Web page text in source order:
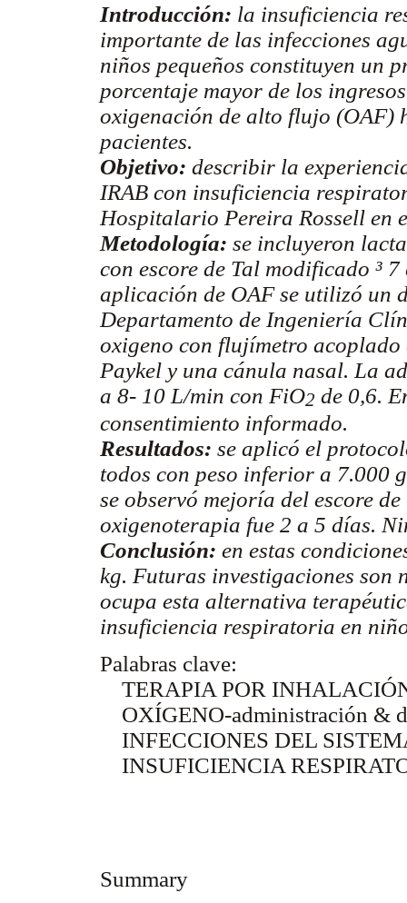
Introducción: la insuficiencia
importante de las infecciones
niños pequeños constituyen un
porcentaje mayor de los
oxigenación de alto flujo (OAF)
pacientes.
Objetivo: describir la
IRAB con insuficiencia
Hospitalario Pereira Rossell en
Metodología: se incluyeron
con escore de Tal modificado ³
aplicación de OAF se utilizó un
Departamento de Ingeniería
oxigeno con flujímetro
Paykel y una cánula nasal. La
a 8- 10 L/min con FiO2 de 0,6.
consentimiento informado.
Resultados: se aplicó el
todos con peso inferior a 7.000
se observó mejoría del escore
oxigenoterapia fue 2 a 5 días.
Conclusión: en estas
kg. Futuras investigaciones
ocupa esta alternativa
insuficiencia respiratoria en
Palabras clave:
TERAPIA POR
OXÍGENO-administración &
INFECCIONES DEL
INSUFICIENCIA
Summary